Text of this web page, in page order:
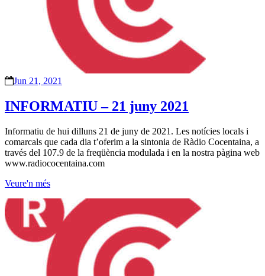
Jun 21, 2021
INFORMATIU – 21 juny 2021
Informatiu de hui dilluns 21 de juny de 2021. Les notícies locals i
comarcals que cada dia t’oferim a la sintonia de Ràdio Cocentaina, a
través del 107.9 de la freqüència modulada i en la nostra pàgina web
www.radiococentaina.com
Veure'n més